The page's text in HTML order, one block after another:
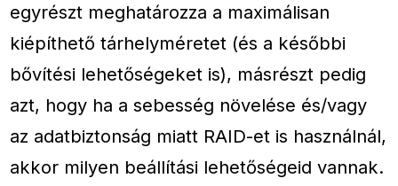
egyrészt meghatározza a maximálisan
kiépíthető tárhelyméretet (és a későbbi
bővítési lehetőségeket is), másrészt pedig
azt, hogy ha a sebesség növelése és/vagy
az adatbiztonság miatt RAID-et is használnál,
akkor milyen beállítási lehetőségeid vannak.